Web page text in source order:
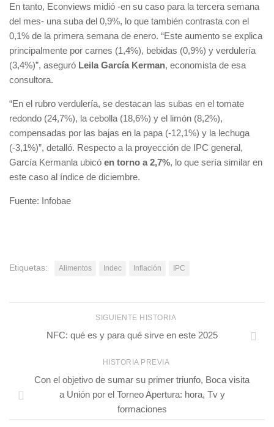
En tanto, Econviews midió -en su caso para la tercera semana
del mes- una suba del 0,9%, lo que también contrasta con el
0,1% de la primera semana de enero. “Este aumento se explica
principalmente por carnes (1,4%), bebidas (0,9%) y verdulería
(3,4%)”, aseguró Leila García Kerman, economista de esa
consultora.
“En el rubro verdulería, se destacan las subas en el tomate
redondo (24,7%), la cebolla (18,6%) y el limón (8,2%),
compensadas por las bajas en la papa (-12,1%) y la lechuga
(-3,1%)”, detalló. Respecto a la proyección de IPC general,
García Kermanla ubicó en torno a 2,7%, lo que sería similar en
este caso al índice de diciembre.
Fuente: Infobae
Etiquetas: Alimentos Indec Inflación IPC
SIGUIENTE HISTORIA
NFC: qué es y para qué sirve en este 2025
HISTORIA PREVIA
Con el objetivo de sumar su primer triunfo, Boca visita
a Unión por el Torneo Apertura: hora, Tv y
formaciones